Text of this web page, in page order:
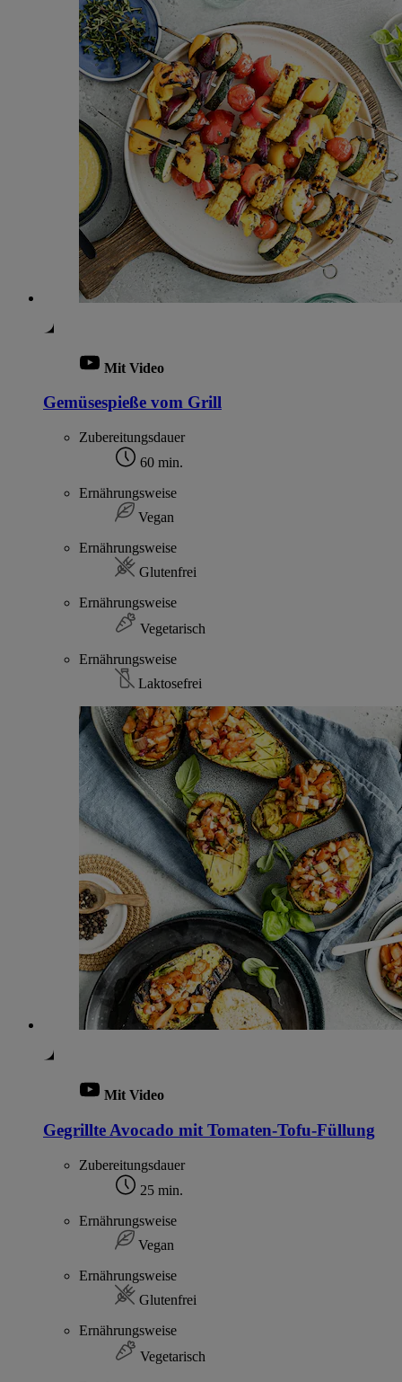
Mit Video
Gemüsespieße vom Grill
Zubereitungsdauer
60 min.
Ernährungsweise
Vegan
Ernährungsweise
Glutenfrei
Ernährungsweise
Vegetarisch
Ernährungsweise
Laktosefrei
Mit Video
Gegrillte Avocado mit Tomaten-Tofu-Füllung
Zubereitungsdauer
25 min.
Ernährungsweise
Vegan
Ernährungsweise
Glutenfrei
Ernährungsweise
Vegetarisch